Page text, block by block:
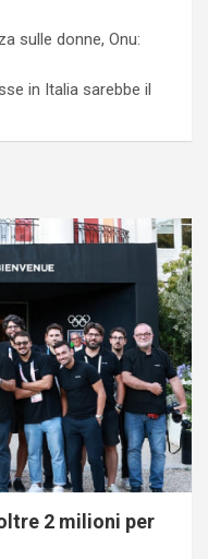
sulle donne, Onu:
in Italia sarebbe il
2 milioni per